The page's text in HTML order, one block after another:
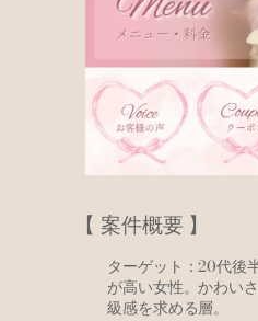
【 案件概要 】
ターゲット：20代後
が高い女性。かわい
級感を求める層。